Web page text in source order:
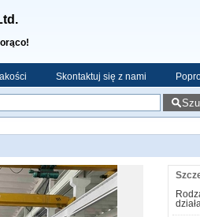
Skontaktuj się z nami